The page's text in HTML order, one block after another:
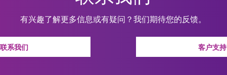
有兴趣了解更多信息或有疑问？我们期待您的反馈。
联系我们 客户支持